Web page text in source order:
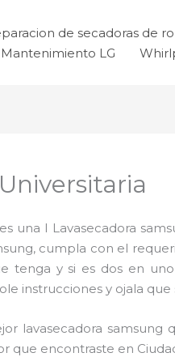
de secadoras de
Mantenimiento LG
una l Lavasecadora
cumpla con el
tenga y si es dos en
instrucciones y ojala
lavasecadora
que encontraste en